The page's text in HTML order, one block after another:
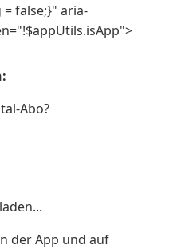
false;}" aria-
Abo?
der App und auf